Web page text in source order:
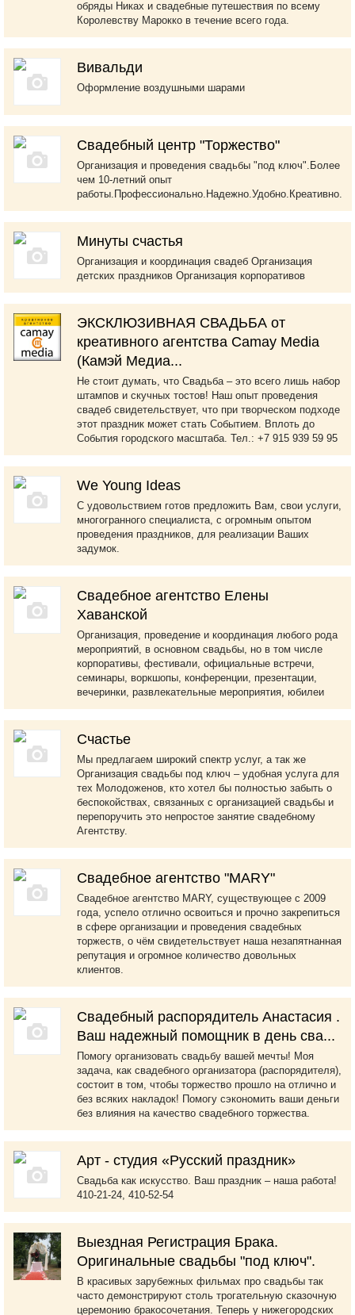
обряды Никах и свадебные путешествия по всему
Королевству Марокко в течение всего года.
Вивальди
Оформление воздушными шарами
Свадебный центр "Торжество"
Организация и проведения свадьбы "под ключ".Более
чем 10-летний опыт
работы.Профессионально.Надежно.Удобно.Креативно.
Минуты счастья
Организация и координация свадеб Организация
детских праздников Организация корпоративов
ЭКСКЛЮЗИВНАЯ СВАДЬБА от
креативного агентства Camay Media
(Камэй Медиа...
Не стоит думать, что Свадьба – это всего лишь набор
штампов и скучных тостов! Наш опыт проведения
свадеб свидетельствует, что при творческом подходе
этот праздник может стать Событием. Вплоть до
События городского масштаба. Тел.: +7 915 939 59 95
We Young Ideas
С удовольствием готов предложить Вам, свои услуги,
многогранного специалиста, с огромным опытом
проведения праздников, для реализации Ваших
задумок.
Свадебное агентство Елены
Хаванской
Организация, проведение и координация любого рода
мероприятий​, в основном свадьбы, но в том числе
корпоративы, фестивали, официальные встречи,
семинары, воркшопы, конференции, презентации,
вечеринки, развлекательные мероприятия, юбилеи
Счастье
Мы предлагаем широкий спектр услуг, а так же
Организация свадьбы под ключ – удобная услуга для
тех Молодоженов, кто хотел бы полностью забыть о
беспокойствах, связанных с организацией свадьбы и
перепоручить это непростое занятие свадебному
Агентству.
Свадебное агентство "MARY"
Свадебное агентство MARY, существующее с 2009
года, успело отлично освоиться и прочно закрепиться
в сфере организации и проведения свадебных
торжеств, о чём свидетельствует наша незапятнанная
репутация и огромное количество довольных
клиентов.
Свадебный распорядитель Анастасия .
Ваш надежный помощник в день сва...
Помогу организовать свадьбу вашей мечты! Моя
задача, как свадебного организатора (распорядителя),
состоит в том, чтобы торжество прошло на отлично и
без всяких накладок! Помогу сэкономить ваши деньги
без влияния на качество свадебного торжества.
Арт - студия «Русский праздник»
Свадьба как искусство. Ваш праздник – наша работа!
410-21-24, 410-52-54
Выездная Регистрация Брака.
Оригинальные свадьбы "под ключ".
В красивых зарубежных фильмах про свадьбы так
часто демонстрируют столь трогательную сказочную
церемонию бракосочетания. Теперь у нижегородских